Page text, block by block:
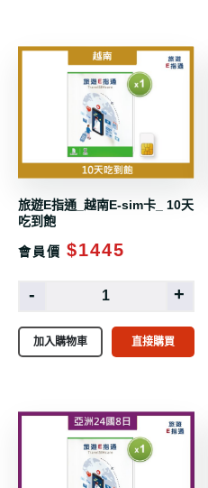
旅遊E指通_越南E-sim卡_ 10天
吃到飽
會員價 $1445
- +
加入購物車 直接購買